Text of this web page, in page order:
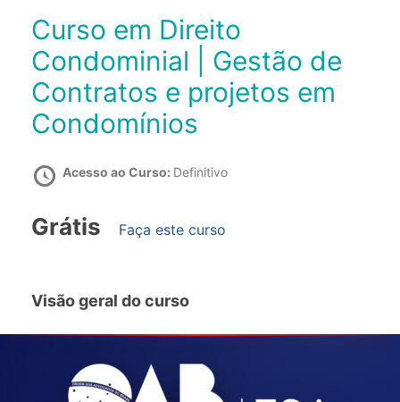
Curso em Direito
Condominial | Gestão de
Contratos e projetos em
Condomínios
Acesso ao Curso: Definitivo
Grátis Faça este curso
Visão geral do curso